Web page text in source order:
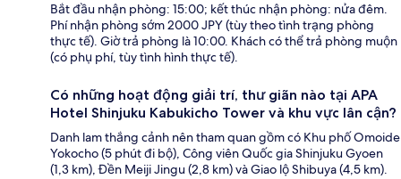
Bắt đầu nhận phòng: 15:00; kết thúc nhận phòng: nửa đêm.
Phí nhận phòng sớm 2000 JPY (tùy theo tình trạng phòng
thực tế). Giờ trả phòng là 10:00. Khách có thể trả phòng muộn
(có phụ phí, tùy tình hình thực tế).
Có những hoạt động giải trí, thư giãn nào tại APA
Hotel Shinjuku Kabukicho Tower và khu vực lân cận?
Danh lam thắng cảnh nên tham quan gồm có Khu phố Omoide
Yokocho (5 phút đi bộ), Công viên Quốc gia Shinjuku Gyoen
(1,3 km), Đền Meiji Jingu (2,8 km) và Giao lộ Shibuya (4,5 km).